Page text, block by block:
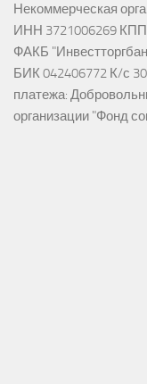
Некоммерческая
ИНН 3721006269 КПП
ФАКБ
БИК 042406772 К/с
платежа:
организации "Фонд